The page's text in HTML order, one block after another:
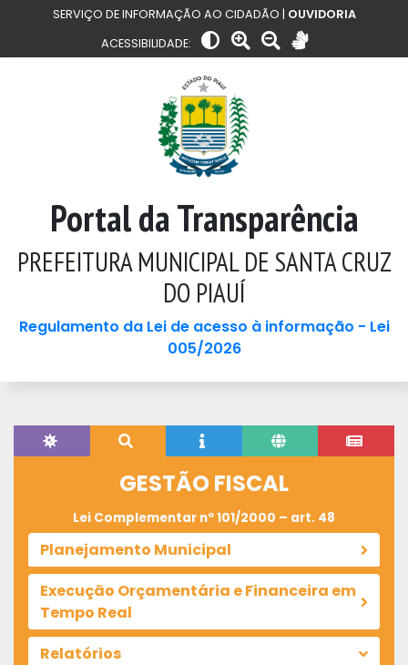
SERVIÇO DE INFORMAÇÃO AO CIDADÃO | OUVIDORIA
ACESSIBILIDADE:
Portal da Transparência
PREFEITURA MUNICIPAL DE SANTA CRUZ
DO PIAUÍ
Regulamento da Lei de acesso à informação - Lei
005/2026
GESTÃO FISCAL
Lei Complementar nº 101/2000 – art. 48
Planejamento Municipal
Execução Orçamentária e Financeira em
Tempo Real
Relatórios